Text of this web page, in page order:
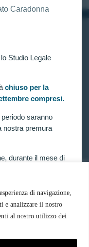
di navigazione,
e analizzare il nostro
al nostro utilizzo dei
Caradonna
Studio Legale
chiuso per la
compresi.
saranno
nostra premura
durante il mese di
termini relativi a
al TAR, sono